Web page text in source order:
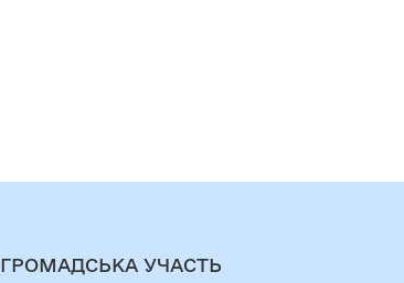
ГРОМАДСЬКА УЧАСТЬ